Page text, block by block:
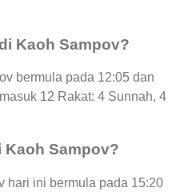
Kaoh Sampov?
bermula pada 12:05 dan
12 Rakat: 4 Sunnah, 4
Kaoh Sampov?
hari ini bermula pada 15:20